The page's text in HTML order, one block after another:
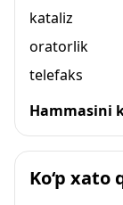
kataliz
oratorlik
telefaks
Hammasini
Ko‘p xato